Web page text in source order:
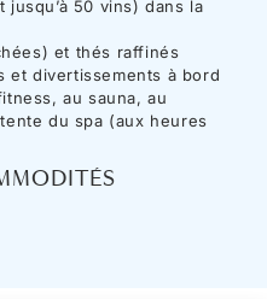
50 vins) dans la
et thés raffinés
et divertissements à bord
au sauna, au
du spa (aux heures